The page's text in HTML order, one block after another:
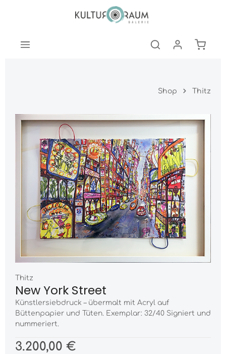
Shop Thitz
Thitz
New York Street
Künstlersiebdruck – übermalt mit Acryl auf
Büttenpapier und Tüten. Exemplar: 32/40 Signiert und
nummeriert.
3.200,00 €